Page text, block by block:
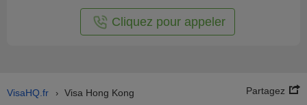
Cliquez pour appeler
VisaHQ.fr › Visa Hong Kong Partagez